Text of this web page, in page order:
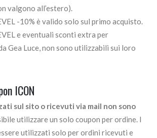
valgono all’estero).
-10% è valido solo sul primo acquisto.
e eventuali sconti extra per
Gea Luce, non sono utilizzabili sui loro
ICON
sul sito o ricevuti via mail non sono
utilizzare un solo coupon per ordine. I
utilizzati solo per ordini ricevuti e